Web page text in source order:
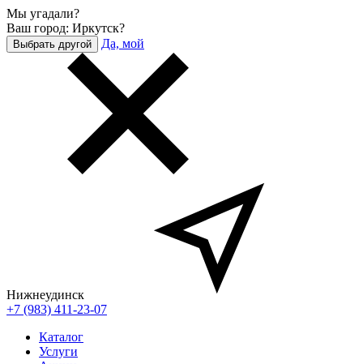
Мы угадали?
Ваш город: Иркутск?
Выбрать другой Да, мой
Нижнеудинск
+7 (983) 411-23-07
Каталог
Услуги